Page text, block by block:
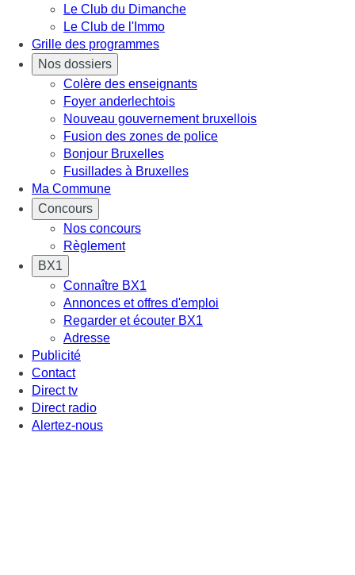
Le Club du Dimanche
Le Club de l'Immo
Grille des programmes
Nos dossiers
Colère des enseignants
Foyer anderlechtois
Nouveau gouvernement bruxellois
Fusion des zones de police
Bonjour Bruxelles
Fusillades à Bruxelles
Ma Commune
Concours
Nos concours
Règlement
BX1
Connaître BX1
Annonces et offres d'emploi
Regarder et écouter BX1
Adresse
Publicité
Contact
Direct tv
Direct radio
Alertez-nous